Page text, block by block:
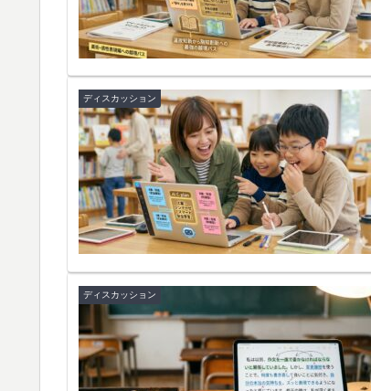
ディスカッション
ディスカッション